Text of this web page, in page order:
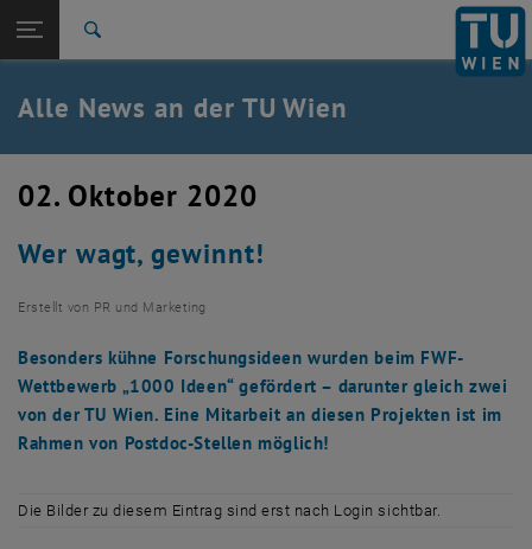
TU Login
Quicklinks
Quicklinks-Menü umschalten
Studium
Karriere
Zurück: Subseiten von TU Wien Startseite auflisten
Zurück zur letzten Ebene:
TU Wien Startseite
Übersicht
Alle News an der TU Wien
02. Oktober 2020
Wer wagt, gewinnt!
Erstellt von PR und Marketing
Besonders kühne Forschungsideen wurden beim FWF-
Wettbewerb „1000 Ideen“ gefördert – darunter gleich zwei
von der TU Wien. Eine Mitarbeit an diesen Projekten ist im
Rahmen von Postdoc-Stellen möglich!
Die Bilder zu diesem Eintrag sind erst nach Login sichtbar.